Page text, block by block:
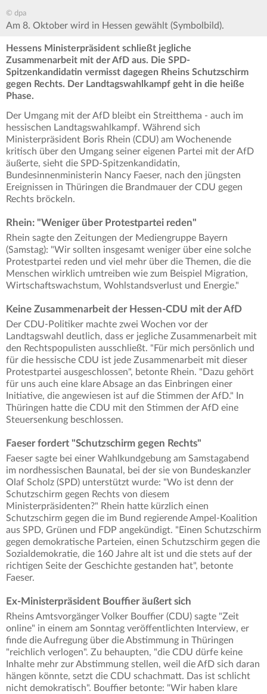
© dpa
Am 8. Oktober wird in Hessen gewählt (Symbolbild).
Hessens Ministerpräsident schließt jegliche
Zusammenarbeit mit der AfD aus. Die SPD-
Spitzenkandidatin vermisst dagegen Rheins Schutzschirm
gegen Rechts. Der Landtagswahlkampf geht in die heiße
Phase.
Der Umgang mit der AfD bleibt ein Streitthema - auch im
hessischen Landtagswahlkampf. Während sich
Ministerpräsident Boris Rhein (CDU) am Wochenende
kritisch über den Umgang seiner eigenen Partei mit der AfD
äußerte, sieht die SPD-Spitzenkandidatin,
Bundesinnenministerin Nancy Faeser, nach den jüngsten
Ereignissen in Thüringen die Brandmauer der CDU gegen
Rechts bröckeln.
Rhein: "Weniger über Protestpartei reden"
Rhein sagte den Zeitungen der Mediengruppe Bayern
(Samstag): "Wir sollten insgesamt weniger über eine solche
Protestpartei reden und viel mehr über die Themen, die die
Menschen wirklich umtreiben wie zum Beispiel Migration,
Wirtschaftswachstum, Wohlstandsverlust und Energie."
Keine Zusammenarbeit der Hessen-CDU mit der AfD
Der CDU-Politiker machte zwei Wochen vor der
Landtagswahl deutlich, dass er jegliche Zusammenarbeit mit
den Rechtspopulisten ausschließt. "Für mich persönlich und
für die hessische CDU ist jede Zusammenarbeit mit dieser
Protestpartei ausgeschlossen", betonte Rhein. "Dazu gehört
für uns auch eine klare Absage an das Einbringen einer
Initiative, die angewiesen ist auf die Stimmen der AfD." In
Thüringen hatte die CDU mit den Stimmen der AfD eine
Steuersenkung beschlossen.
Faeser fordert "Schutzschirm gegen Rechts"
Faeser sagte bei einer Wahlkundgebung am Samstagabend
im nordhessischen Baunatal, bei der sie von Bundeskanzler
Olaf Scholz (SPD) unterstützt wurde: "Wo ist denn der
Schutzschirm gegen Rechts von diesem
Ministerpräsidenten?" Rhein hatte kürzlich einen
Schutzschirm gegen die im Bund regierende Ampel-Koalition
aus SPD, Grünen und FDP angekündigt. "Einen Schutzschirm
gegen demokratische Parteien, einen Schutzschirm gegen die
Sozialdemokratie, die 160 Jahre alt ist und die stets auf der
richtigen Seite der Geschichte gestanden hat", betonte
Faeser.
Ex-Ministerpräsident Bouffier äußert sich
Rheins Amtsvorgänger Volker Bouffier (CDU) sagte "Zeit
online" in einem am Sonntag veröffentlichten Interview, er
finde die Aufregung über die Abstimmung in Thüringen
"reichlich verlogen". Zu behaupten, "die CDU dürfe keine
Inhalte mehr zur Abstimmung stellen, weil die AfD sich daran
hängen könnte, setzt die CDU schachmatt. Das ist schlicht
nicht demokratisch". Bouffier betonte: "Wir haben klare